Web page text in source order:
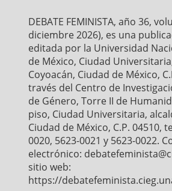
k p
DEBATE FEMINISTA, año 36,
diciembre 2026), es una
editada por la Universidad
de México, Ciudad
Coyoacán, Ciudad de México,
través del Centro de
de Género, Torre II de
piso, Ciudad Universitaria,
Ciudad de México, C.P. 04510,
0020, 5623-0021 y 5623-0022.
electrónico:
sitio web:
https://